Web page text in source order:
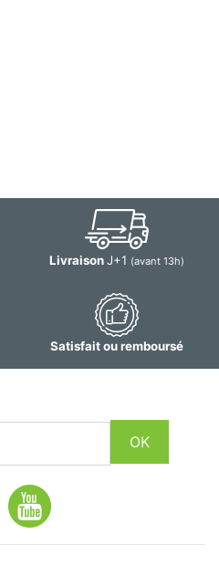
LivraisonJ+1 (avant 13h)
Satisfait ou remboursé
OK